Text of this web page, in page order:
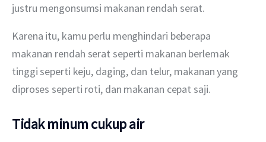
justru mengonsumsi makanan rendah serat.
Karena itu, kamu perlu menghindari beberapa
makanan rendah serat seperti makanan berlemak
tinggi seperti keju, daging, dan telur, makanan yang
diproses seperti roti, dan makanan cepat saji.
Tidak minum cukup air